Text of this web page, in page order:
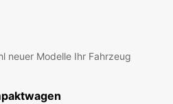
neuer Modelle Ihr Fahrzeug